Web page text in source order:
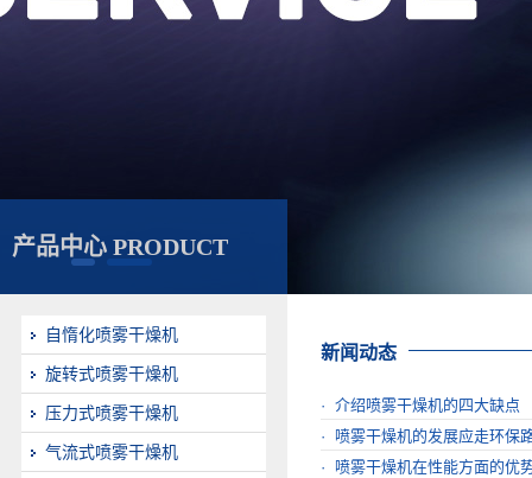
产品中心 PRODUCT
自惰化喷雾干燥机
旋转式喷雾干燥机
压力式喷雾干燥机
气流式喷雾干燥机
新闻动态
· 介绍喷雾干燥机的四大缺点
· 喷雾干燥机的发展应走环保
· 喷雾干燥机在性能方面的优